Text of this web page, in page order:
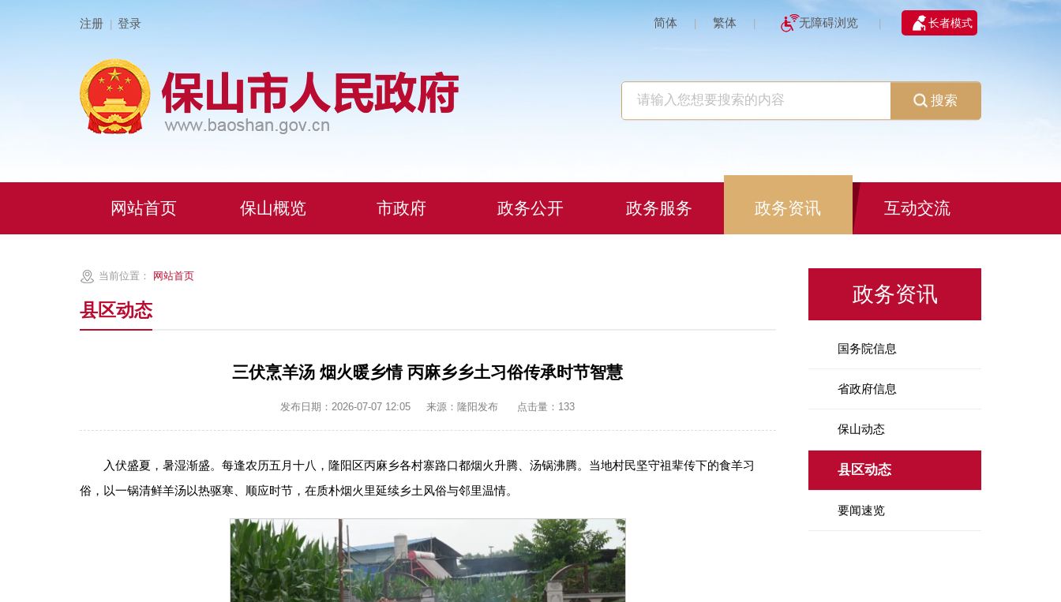
注册 登录 简体 | 繁体 | 无障碍浏览 | 长者模式
搜索
网站首页 保山概览 市政府 政务公开 政务服务 政务资讯 互动交流
政务资讯
国务院信息
省政府信息
保山动态
县区动态
要闻速览
当前位置： 网站首页
县区动态
三伏烹羊汤 烟火暖乡情 丙麻乡乡土习俗传承时节智慧
发布日期：2026-07-07 12:05 来源：隆阳发布 点击量： 133
入伏盛夏，暑湿渐盛。每逢农历五月十八，隆阳区丙麻乡各村寨路口都烟火升腾、汤锅沸腾。当地村民坚守祖辈传下的食羊习
俗，以一锅清鲜羊汤以热驱寒、顺应时节，在质朴烟火里延续乡土风俗与邻里温情。